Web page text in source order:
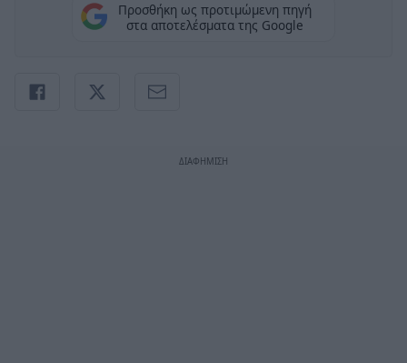
Προσθήκη ως προτιμώμενη πηγή
στα αποτελέσματα της Google